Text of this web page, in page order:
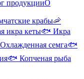
продукцииО
крабы🦐
икра кеты🐟 Икра
Охлажденная семга🐟
🐟 Копченая рыба